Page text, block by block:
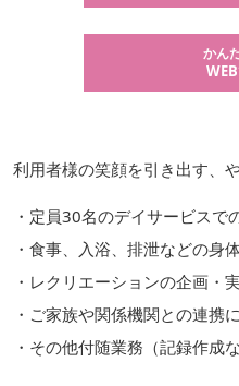
かん
利用者様の笑顔を引き出す、
・定員30名のデイサービスで
・食事、入浴、排泄などの身
・レクリエーションの企画・
・ご家族や関係機関との連携
・その他付随業務（記録作成な